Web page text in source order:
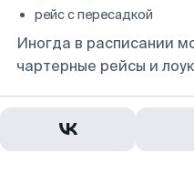
рейс с пересадкой
Иногда в расписании
чартерные рейсы и